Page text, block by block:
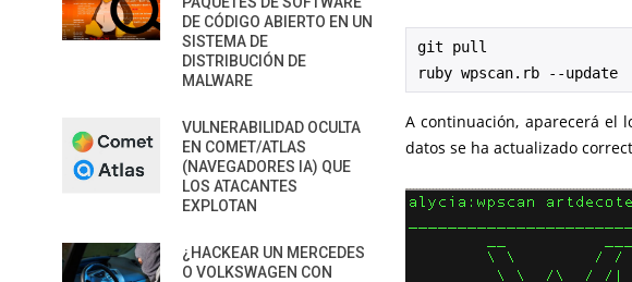
git pull
ruby wpscan.rb --update
A continuación, aparecerá el
datos se ha actualizado
DE CÓDIGO ABIERTO EN UN
SISTEMA DE
DISTRIBUCIÓN DE
MALWARE
VULNERABILIDAD OCULTA
EN COMET/ATLAS
(NAVEGADORES IA) QUE
LOS ATACANTES
EXPLOTAN
¿HACKEAR UN MERCEDES
O VOLKSWAGEN CON